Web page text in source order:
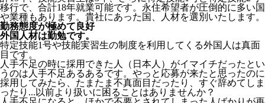
移行で、合計18年就業可能です。永住希望者が圧倒的に多い国
や業種もあります。貴社にあった国、人材を選別いたします。
勤務態度が極めて良好
外国人材は勤勉です。
特定技能1号や技能実習生の制度を利用してくる外国人は真面
目 です。
人手不足の時に採用できた人（日本人）がイマイチだったとい
うのは人手不足あるあるです。やっと応募が来たと思ったのに
採用してみたら、たまたま不真面目だったり、すぐ辞めてしま
ったり...以前より扱いに困ることはありませんか？